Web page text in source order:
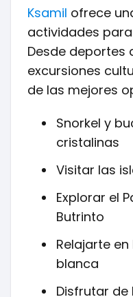
Ksamil ofrece
actividades
Desde deportes
excursiones
de las mejores
Snorkel y
cristalinas
Visitar las
Explorar el
Butrinto
Relajarte
blanca
Disfrutar